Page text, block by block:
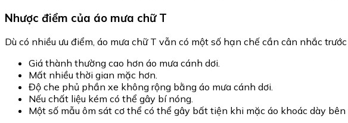
Nhược điểm của áo mưa chữ T
Dù có nhiều ưu điểm, áo mưa chữ T vẫn có một số hạn chế cần cân nhắc
Giá thành thường cao hơn áo mưa cánh dơi.
Mất nhiều thời gian mặc hơn.
Độ che phủ phần xe không rộng bằng áo mưa cánh dơi.
Nếu chất liệu kém có thể gây bí nóng.
Một số mẫu ôm sát cơ thể có thể gây bất tiện khi mặc áo khoác dày bên